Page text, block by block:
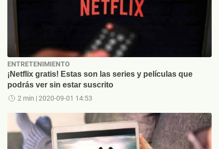
ENTRETENIMIENTO
¡Netflix gratis! Estas son las series y películas que
podrás ver sin estar suscrito
2 min | 2020-09-01 14:53